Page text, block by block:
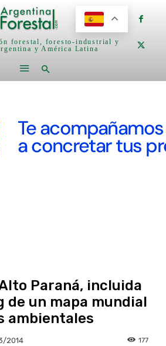
forestal, foresto-industrial y
y América Latina
Paraná, incluida
de un mapa mundial
ambientales
2014 177